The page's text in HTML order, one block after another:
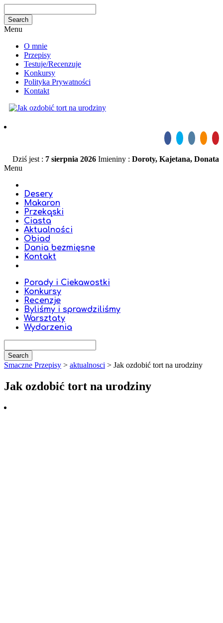
Menu
O mnie
Przepisy
Testuje/Recenzuje
Konkursy
Polityka Prywatności
Kontakt
Dziś jest : 7 sierpnia 2026 Imieniny : Doroty, Kajetana, Donata
Menu
Desery
Makaron
Przekąski
Ciasta
Aktualności
Obiad
Dania bezmięsne
Kontakt
Porady i Ciekawostki
Konkursy
Recenzje
Byliśmy i sprawdziliśmy
Warsztaty
Wydarzenia
Smaczne Przepisy > aktualnosci > Jak ozdobić tort na urodziny
Jak ozdobić tort na urodziny